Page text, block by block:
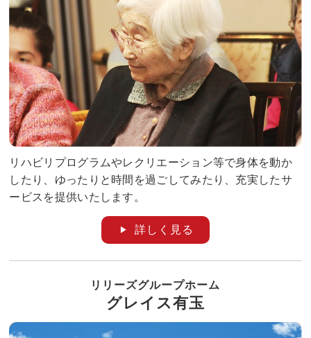
リハビリプログラムやレクリエーション等で身体を動か
したり、ゆったりと時間を過ごしてみたり、充実したサ
ービスを提供いたします。
詳しく見る
リリーズグループホーム
グレイス有玉